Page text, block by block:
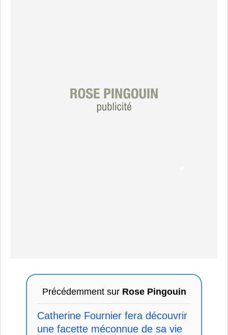
Précédemment sur Rose Pingouin
Catherine Fournier fera découvrir
une facette méconnue de sa vie